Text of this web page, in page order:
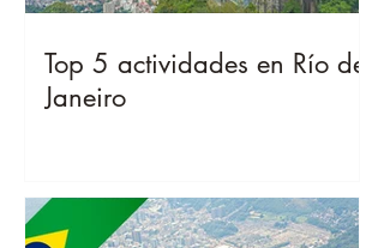
Top 5 actividades en Río de
Janeiro